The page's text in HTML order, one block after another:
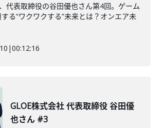
代表取締役の谷田優也さん第4回。ゲーム
る“ワクワクする”未来とは？オンエア未
|00:12:16
GLOE株式会社 代表取締役 谷田優
也さん #3